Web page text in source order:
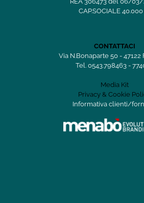
CAP.SOCIALE 40.000
CONTATTACI
Via N.Bonaparte 50 - 47122
Tel. 0543.798463 -
Media Kit
Privacy & Cookie
Informativa clienti/